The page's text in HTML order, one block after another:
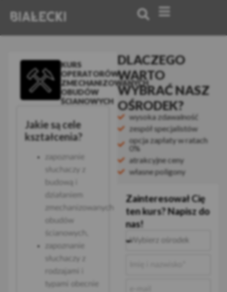
KURS
OPERATORÓW
ZMECHANIZOWANYCH
OBUDÓW
ŚCIANOWYCH
Jakie są cele
kształcenia?
zapoznanie
słuchaczy z
budową i
zmechanizowanych
obudów
ścianowych,
zapoznanie
słuchaczy z
DLACZEGO
WARTO
WYBRAĆ NASZ
OŚRODEK?
wysoka zdawalność
zespół specjalistów
opcja zapłaty w ratach
0%
atrakcyjne ceny
własne poligony
Zainteresował Cię
ten kurs? Napisz do
nas!